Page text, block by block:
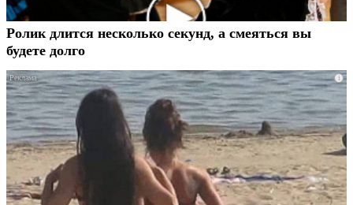
Ролик длится несколько секунд, а смеяться вы
будете долго
i